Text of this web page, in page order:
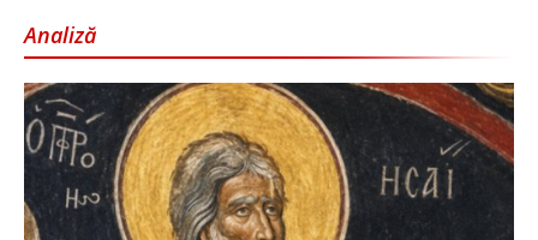
Analiză